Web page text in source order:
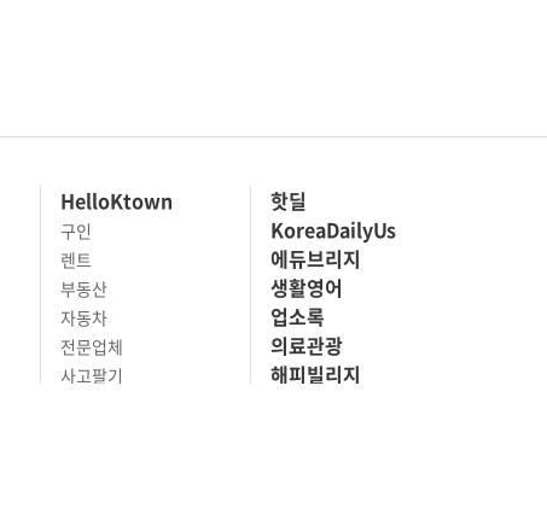
HelloKtown
구인
렌트
부동산
자동차
핫딜
KoreaDailyUs
에듀브리지
생활영어
업소록